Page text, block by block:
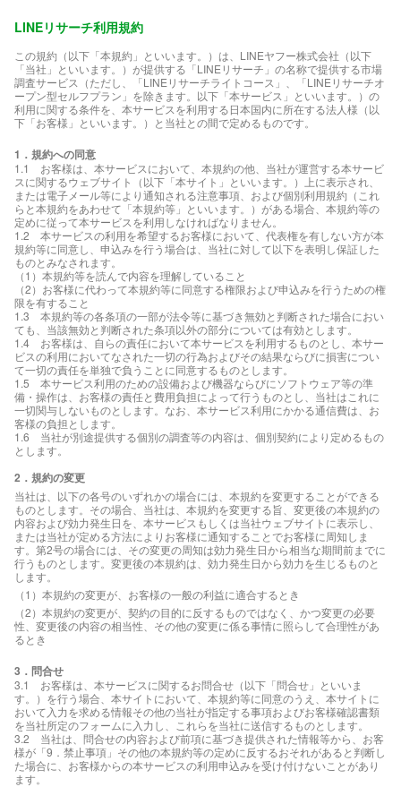
LINEリサーチ利用規約
この規約（以下「本規約」といいます。）は、LINEヤフー株式会社（以下
「当社」といいます。）が提供する「LINEリサーチ」の名称で提供する市場
調査サービス（ただし、「LINEリサーチライトコース」、「LINEリサーチオ
ープン型セルフプラン」を除きます。以下「本サービス」といいます。）の
利用に関する条件を、本サービスを利用する日本国内に所在する法人様（以
下「お客様」といいます。）と当社との間で定めるものです。
1．規約への同意
1.1 お客様は、本サービスにおいて、本規約の他、当社が運営する本サービ
スに関するウェブサイト（以下「本サイト」といいます。）上に表示され、
または電子メール等により通知される注意事項、および個別利用規約（これ
らと本規約をあわせて「本規約等」といいます。）がある場合、本規約等の
定めに従って本サービスを利用しなければなりません。
1.2 本サービスの利用を希望するお客様において、代表権を有しない方が本
規約等に同意し、申込みを行う場合は、当社に対して以下を表明し保証した
ものとみなされます。
（1）本規約等を読んで内容を理解していること
（2）お客様に代わって本規約等に同意する権限および申込みを行うための権
限を有すること
1.3 本規約等の各条項の一部が法令等に基づき無効と判断された場合におい
ても、当該無効と判断された条項以外の部分については有効とします。
1.4 お客様は、自らの責任において本サービスを利用するものとし、本サー
ビスの利用においてなされた一切の行為およびその結果ならびに損害につい
て一切の責任を単独で負うことに同意するものとします。
1.5 本サービス利用のための設備および機器ならびにソフトウェア等の準
備・操作は、お客様の責任と費用負担によって行うものとし、当社はこれに
一切関与しないものとします。なお、本サービス利用にかかる通信費は、お
客様の負担とします。
1.6 当社が別途提供する個別の調査等の内容は、個別契約により定めるもの
とします。
2．規約の変更
当社は、以下の各号のいずれかの場合には、本規約を変更することができる
ものとします。その場合、当社は、本規約を変更する旨、変更後の本規約の
内容および効力発生日を、本サービスもしくは当社ウェブサイトに表示し、
または当社が定める方法によりお客様に通知することでお客様に周知しま
す。第2号の場合には、その変更の周知は効力発生日から相当な期間前までに
行うものとします。変更後の本規約は、効力発生日から効力を生じるものと
します。
（1）本規約の変更が、お客様の一般の利益に適合するとき
（2）本規約の変更が、契約の目的に反するものではなく、かつ変更の必要
性、変更後の内容の相当性、その他の変更に係る事情に照らして合理性があ
るとき
3．問合せ
3.1 お客様は、本サービスに関するお問合せ（以下「問合せ」といいま
す。）を行う場合、本サイトにおいて、本規約等に同意のうえ、本サイトに
おいて入力を求める情報その他の当社が指定する事項およびお客様確認書類
を当社所定のフォームに入力し、これらを当社に送信するものとします。
3.2 当社は、問合せの内容および前項に基づき提供された情報等から、お客
様が「9．禁止事項」その他の本規約等の定めに反するおそれがあると判断し
た場合に、お客様からの本サービスの利用申込みを受け付けないことがあり
ます。